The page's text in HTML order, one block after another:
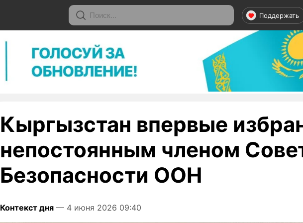
Поддержать
Кыргызстан впервые
непостоянным членом
Безопасности ООН
Контекст дня — 4 июня 2026 09:40